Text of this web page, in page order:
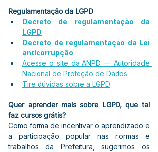
Regulamentação da LGPD
Decreto de regulamentação da
LGPD
Decreto de regulamentação da Lei
anticorrupção
Acesse o site da ANPD — Autoridade
Nacional de Proteção de Dados
Tire dúvidas sobre a LGPD
Quer aprender mais sobre LGPD, que tal
faz cursos grátis?
Como forma de incentivar o aprendizado e
a participação popular nas normas e
trabalhos da Prefeitura, sugerimos os